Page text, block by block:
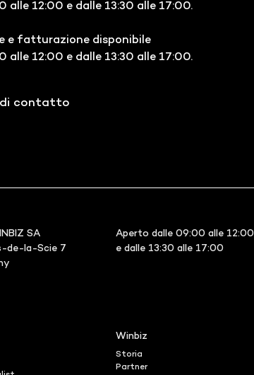
alle 12:00 e dalle 13:30 alle 17:00.
e fatturazione disponibile
alle 12:00 e dalle 13:30 alle 17:00.
di contatto
SA
de-la-Scie 7
Aperto dalle 09:00 alle 12:00
e dalle 13:30 alle 17:00
Winbiz
Storia
Partner